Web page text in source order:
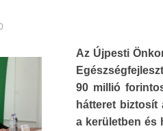
Az Újpesti
90 millió
hátteret biztosít
a kerületben és